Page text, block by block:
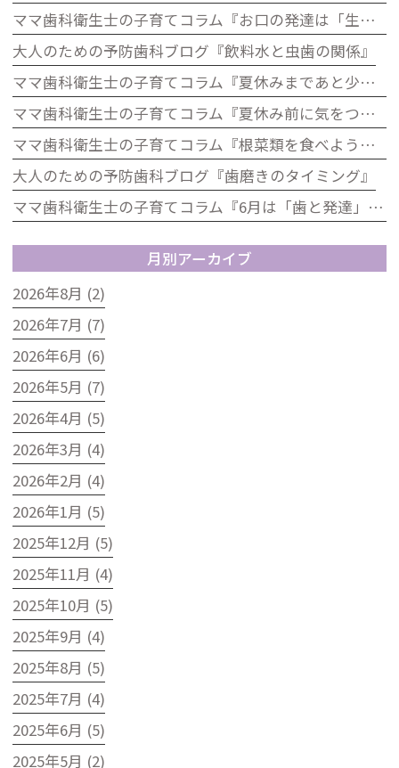
ママ歯科衛生士の子育てコラム『お口の発達は「生きる力」歯科から考える子どもの発達』
大人のための予防歯科ブログ『飲料水と虫歯の関係』
ママ歯科衛生士の子育てコラム『夏休みまであと少し！歯をピカピカにして楽しい夏を迎えよう』
ママ歯科衛生士の子育てコラム『夏休み前に気をつけたい！お子さんのお口の健康チェック』
ママ歯科衛生士の子育てコラム『根菜類を食べよう！歯科の視点から見た根菜のうれしい効果』
大人のための予防歯科ブログ『歯磨きのタイミング』
ママ歯科衛生士の子育てコラム『6月は「歯と発達」を見直すチャンス！』
月別アーカイブ
2026年8月 (2)
2026年7月 (7)
2026年6月 (6)
2026年5月 (7)
2026年4月 (5)
2026年3月 (4)
2026年2月 (4)
2026年1月 (5)
2025年12月 (5)
2025年11月 (4)
2025年10月 (5)
2025年9月 (4)
2025年8月 (5)
2025年7月 (4)
2025年6月 (5)
2025年5月 (2)